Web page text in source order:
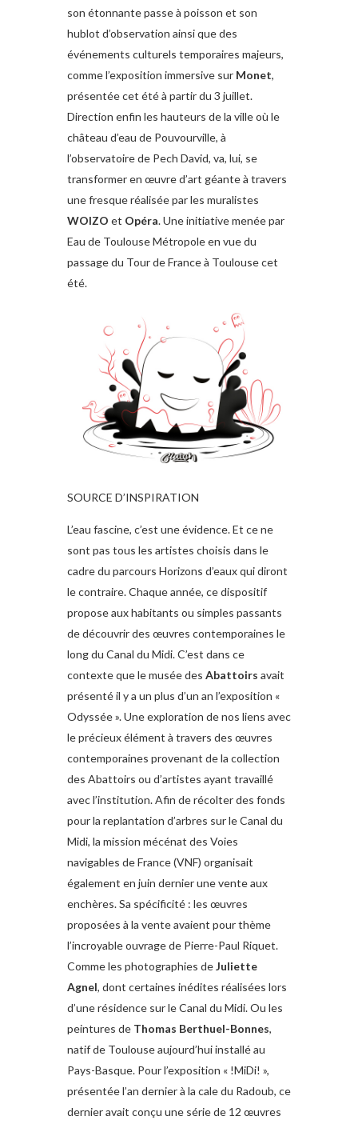
son étonnante passe à poisson et son
hublot d’observation ainsi que des
événements culturels temporaires majeurs,
comme l’exposition immersive sur Monet,
présentée cet été à partir du 3 juillet.
Direction enfin les hauteurs de la ville où le
château d’eau de Pouvourville, à
l’observatoire de Pech David, va, lui, se
transformer en œuvre d’art géante à travers
une fresque réalisée par les muralistes
WOIZO et Opéra. Une initiative menée par
Eau de Toulouse Métropole en vue du
passage du Tour de France à Toulouse cet
été.
SOURCE D’INSPIRATION
L’eau fascine, c’est une évidence. Et ce ne
sont pas tous les artistes choisis dans le
cadre du parcours Horizons d’eaux qui diront
le contraire. Chaque année, ce dispositif
propose aux habitants ou simples passants
de découvrir des œuvres contemporaines le
long du Canal du Midi. C’est dans ce
contexte que le musée des Abattoirs avait
présenté il y a un plus d’un an l’exposition «
Odyssée ». Une exploration de nos liens avec
le précieux élément à travers des œuvres
contemporaines provenant de la collection
des Abattoirs ou d’artistes ayant travaillé
avec l’institution. Afin de récolter des fonds
pour la replantation d’arbres sur le Canal du
Midi, la mission mécénat des Voies
navigables de France (VNF) organisait
également en juin dernier une vente aux
enchères. Sa spécificité : les œuvres
proposées à la vente avaient pour thème
l’incroyable ouvrage de Pierre-Paul Riquet.
Comme les photographies deJuliette
Agnel, dont certaines inédites réalisées lors
d’une résidence sur le Canal du Midi. Ou les
peintures de Thomas Berthuel-Bonnes,
natif de Toulouse aujourd’hui installé au
Pays-Basque. Pour l’exposition « !MiDi! »,
présentée l’an dernier à la cale du Radoub, ce
dernier avait conçu une série de 12 œuvres